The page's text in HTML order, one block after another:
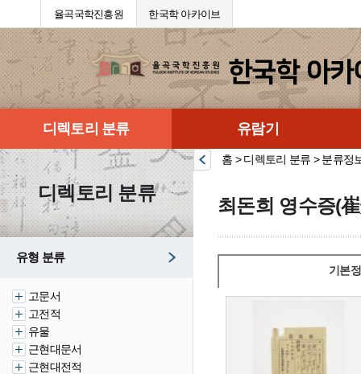
율곡국학진흥원 한국학 아카이브
디렉토리 분류 유람기
디렉토리 분류
유형 분류
고문서
고전적
유물
근현대문서
근현대전적
홈 > 디렉토리 분류 > 분류정
최돈희 영수증(
기본